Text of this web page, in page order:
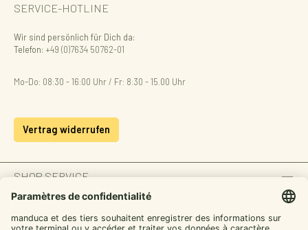
SERVICE-HOTLINE
Wir sind persönlich für Dich da:
Telefon: +49 (0)7634 50762-01
Mo-Do: 08:30 - 16:00 Uhr / Fr: 8:30 - 15.00 Uhr
Vertrag widerrufen
SHOP SERVICE
INFORMATION